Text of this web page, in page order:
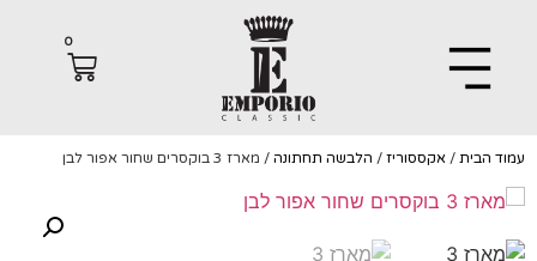
הבית/אקססוריז/הלבשה תחתונה/ מארז 3 בוקסרים שחור אפור לבן